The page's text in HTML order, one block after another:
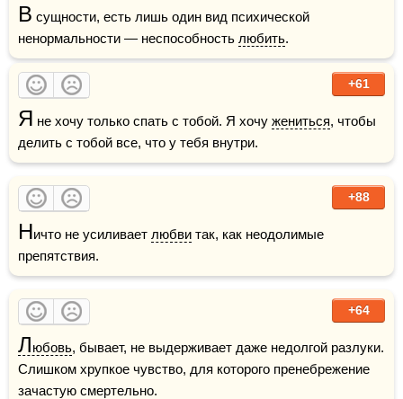
В сущности, есть лишь один вид психической
ненормальности — неспособность любить.
+61
Я не хочу только спать с тобой. Я хочу жениться, чтобы
делить с тобой все, что у тебя внутри.
+88
Ничто не усиливает любви так, как неодолимые
препятствия.
+64
Любовь, бывает, не выдерживает даже недолгой разлуки.
Слишком хрупкое чувство, для которого пренебрежение
зачастую смертельно.